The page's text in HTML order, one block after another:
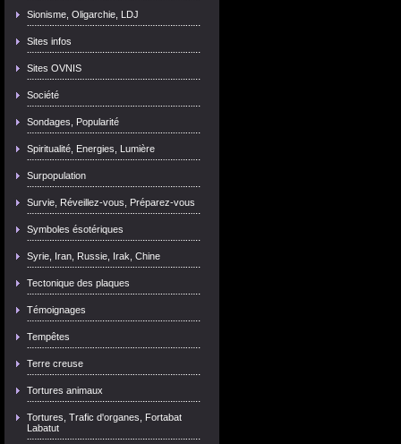
Sionisme, Oligarchie, LDJ
Sites infos
Sites OVNIS
Société
Sondages, Popularité
Spiritualité, Energies, Lumière
Surpopulation
Survie, Réveillez-vous, Préparez-vous
Symboles ésotériques
Syrie, Iran, Russie, Irak, Chine
Tectonique des plaques
Témoignages
Tempêtes
Terre creuse
Tortures animaux
Tortures, Trafic d'organes, Fortabat
Labatut